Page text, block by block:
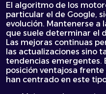
El algoritmo de los
particular el de Google,
evolución. Mantenerse a
que suele determinar el
Las mejoras continuas
las actualizaciones sino
tendencias emergentes.
posición ventajosa
han centrado en este